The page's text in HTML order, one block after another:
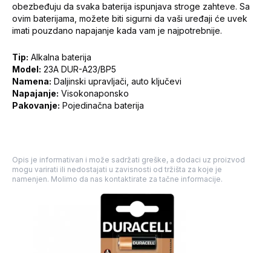
obezbeđuju da svaka baterija ispunjava stroge zahteve. Sa
ovim baterijama, možete biti sigurni da vaši uređaji će uvek
imati pouzdano napajanje kada vam je najpotrebnije.
Tip: Alkalna baterija
Model: 23A DUR-A23/BP5
Namena: Daljinski upravljači, auto ključevi
Napajanje: Visokonaponsko
Pakovanje: Pojedinačna baterija
Opis je informativan i može sadržati greške, a dodaci uz proizvod
mogu varirati ili nedostajati u zavisnosti od tržišta za koje je
namenjen. Molimo da nas kontaktirate za tačne informacije.